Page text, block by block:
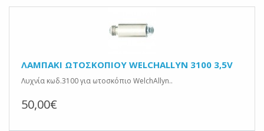
ΛΑΜΠΑΚΙ ΩΤΟΣΚΟΠΙΟΥ WELCHALLYN 3100 3,5V
Λυχνία κωδ.3100 για ωτοσκόπιο WelchAllyn..
50,00€